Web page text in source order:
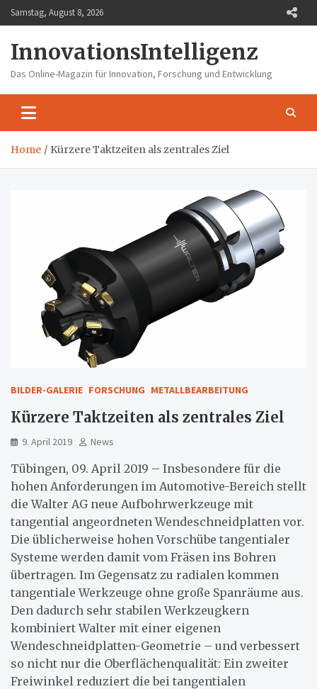
Skip
to
Samstag, August 8, 2026
InnovationsIntelligenz
Das Online-Magazin für Innovation, Forschung und Entwicklung
Home Kürzere Taktzeiten als zentrales Ziel
BILDER-GALERIE FORSCHUNG METALLBEARBEITUNG
Kürzere Taktzeiten als zentrales Ziel
9. April 2019 News
Tübingen, 09. April 2019 – Insbesondere für die
hohen Anforderungen im Automotive-Bereich stellt
die Walter AG neue Aufbohrwerkzeuge mit
tangential angeordneten Wendeschneidplatten vor.
Die üblicherweise hohen Vorschübe tangentialer
Systeme werden damit vom Fräsen ins Bohren
übertragen. Im Gegensatz zu radialen kommen
tangentiale Werkzeuge ohne große Spanräume aus.
Den dadurch sehr stabilen Werkzeugkern
kombiniert Walter mit einer eigenen
Wendeschneidplatten-Geometrie – und verbessert
so nicht nur die Oberflächenqualität: Ein zweiter
Freiwinkel reduziert die bei tangentialen